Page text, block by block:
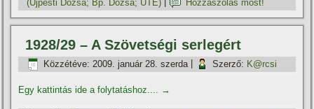
(Újpesti Dózsa; Bp. Dózsa; UTE)
Hozzászólás most!
1928/29 – A Szövetségi serlegért
Közzétéve: 2009. január 28. szerda Szerző: K@rcsi
Egy kattintás ide a folytatáshoz.... →